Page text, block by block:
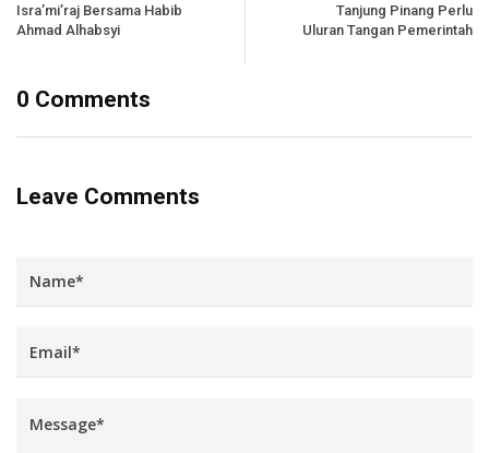
Isra’mi’raj Bersama Habib
Ahmad Alhabsyi
Tanjung Pinang Perlu
Uluran Tangan Pemerintah
0 Comments
Leave Comments